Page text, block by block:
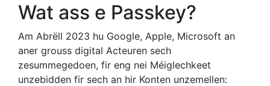
Wat ass e Passkey?
Am Abrëll 2023 hu Google, Apple, Microsoft an
aner grouss digital Acteuren sech
zesummegedoen, fir eng nei Méiglechkeet
unzebidden fir sech an hir Konten unzemellen: